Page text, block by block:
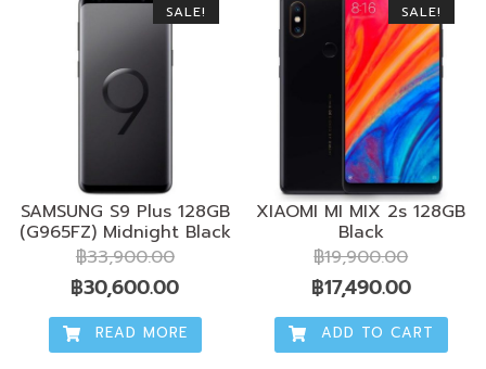
SALE!
SAMSUNG S9 Plus 128GB
(G965FZ) Midnight Black
฿33,900.00
Original
price
was:
฿30,600.00Current
price
is:
READ MORE
SALE!
XIAOMI MI MIX 2s 128GB
Black
฿19,900.00
Original
price
was:
฿17,490.00Current
price
is:
ADD TO CART